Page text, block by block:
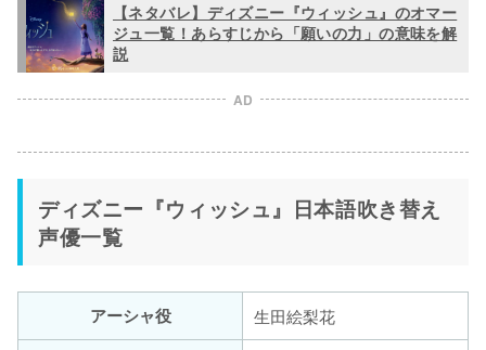
【ネタバレ】ディズニー『ウィッシュ』のオマー
ジュ一覧！あらすじから「願いの力」の意味を解
説
AD
ディズニー『ウィッシュ』日本語吹き替え
声優一覧
アーシャ役
生田絵梨花